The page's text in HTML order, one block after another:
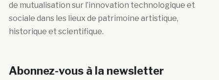
de mutualisation sur l’innovation technologique et
sociale dans les lieux de patrimoine artistique,
historique et scientifique.
Abonnez-vous à la newsletter